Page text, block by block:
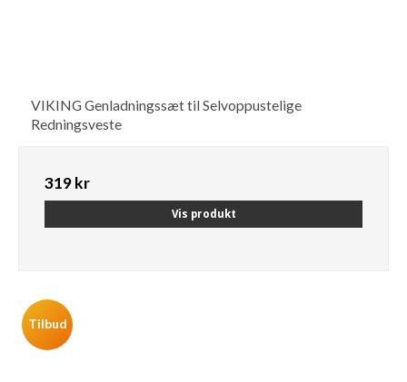
VIKING Genladningssæt til Selvoppustelige
Redningsveste
319 kr
Vis produkt
Tilbud